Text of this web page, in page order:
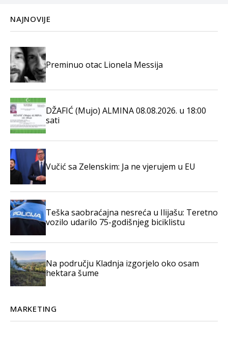
NAJNOVIJE
Preminuo otac Lionela Messija
DŽAFIĆ (Mujo) ALMINA 08.08.2026. u 18:00
sati
Vučić sa Zelenskim: Ja ne vjerujem u EU
Teška saobraćajna nesreća u Ilijašu: Teretno
vozilo udarilo 75-godišnjeg biciklistu
Na području Kladnja izgorjelo oko osam
hektara šume
MARKETING